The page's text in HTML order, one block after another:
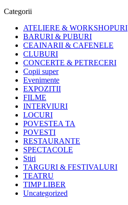
Categorii
ATELIERE & WORKSHOPURI
BARURI & PUBURI
CEAINARII & CAFENELE
CLUBURI
CONCERTE & PETRECERI
Copii super
Evenimente
EXPOZITII
FILME
INTERVIURI
LOCURI
POVESTEA TA
POVESTI
RESTAURANTE
SPECTACOLE
Stiri
TARGURI & FESTIVALURI
TEATRU
TIMP LIBER
Uncategorized